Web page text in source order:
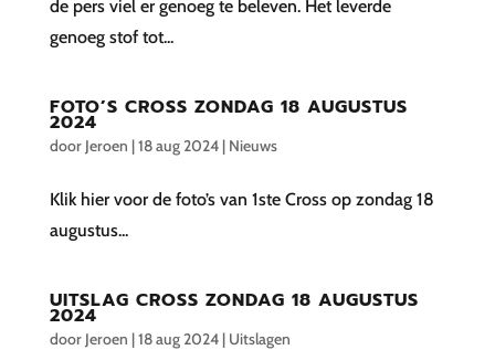
de pers viel er genoeg te beleven. Het leverde
genoeg stof tot...
FOTO’S CROSS ZONDAG 18 AUGUSTUS
2024
door Jeroen |18 aug 2024| Nieuws
Klik hier voor de foto’s van 1ste Cross op zondag 18
augustus...
UITSLAG CROSS ZONDAG 18 AUGUSTUS
2024
door Jeroen |18 aug 2024| Uitslagen